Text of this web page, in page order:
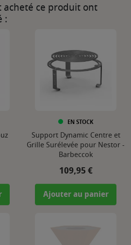
acheté ce produit ont
:
EN STOCK
Support Dynamic Centre et
Grille Surélevée pour Nestor -
Barbeccok
Prix
109,95 €
Ajouter au panier